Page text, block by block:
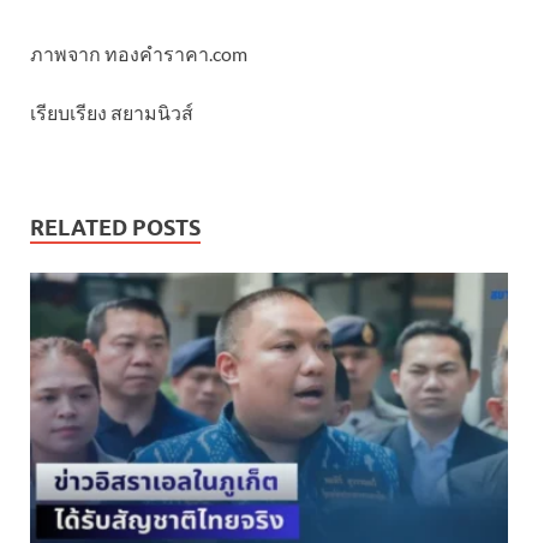
ภาพจาก ทองคําราคา.com
เรียบเรียง สยามนิวส์
RELATED POSTS